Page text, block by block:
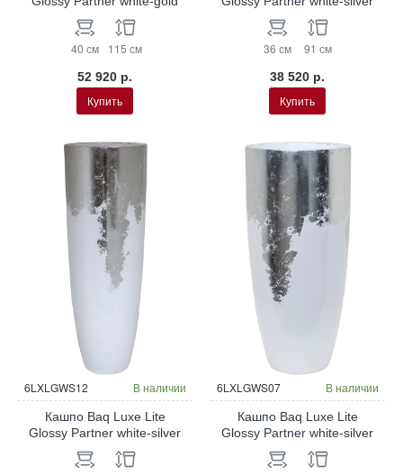
40 см 115 см
52 920 р.
Купить
36 см 91 см
38 520 р.
Купить
6LXLGWS12 В наличии
Кашпо Baq Luxe Lite
Glossy Partner white-silver
6LXLGWS07 В наличии
Кашпо Baq Luxe Lite
Glossy Partner white-silver